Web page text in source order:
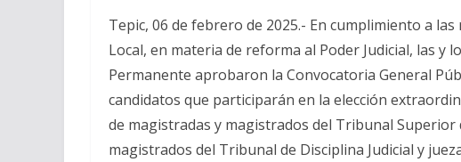
Tepic, 06 de febrero de 2025.- En cumplimiento a
Local, en materia de reforma al Poder Judicial, las
Permanente aprobaron la Convocatoria General
candidatos que participarán en la elección
de magistradas y magistrados del Tribunal Superior
magistrados del Tribunal de Disciplina Judicial y